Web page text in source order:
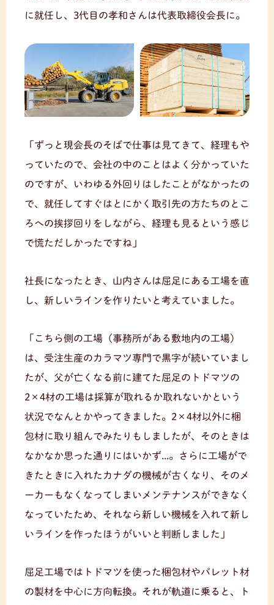
に就任し、3代目の孝和さんは代表取締役会長に。
「ずっと現会長のそばで仕事は見てきて、経理もや
っていたので、会社の中のことはよく分かっていた
のですが、いわゆる外回りはしたことがなかったの
で、就任してすぐはとにかく取引先の方たちのとこ
ろへの挨拶回りをしながら、経理も見るという感じ
で慌ただしかったですね」
社長になったとき、山内さんは屈足にある工場を直
し、新しいラインを作りたいと考えていました。
「こちら側の工場（事務所がある敷地内の工場）
は、受注生産のカラマツ専門で黒字が続いていまし
たが、父が亡くなる前に建てた屈足のトドマツの
2×4材の工場は採算が取れるか取れないかという
状況でなんとかやってきました。2×4材以外に梱
包材に取り組んでみたりもしましたが、そのときは
なかなか思った通りにはいかず...。さらに工場がで
きたときに入れたカナダの機械が古くなり、そのメ
ーカーもなくなってしまいメンテナンスができなく
なっていたため、それなら新しい機械を入れて新し
いラインを作ったほうがいいと判断しました」
屈足工場ではトドマツを使った梱包材やパレット材
の製材を中心に方向転換。それが軌道に乗ると、ト